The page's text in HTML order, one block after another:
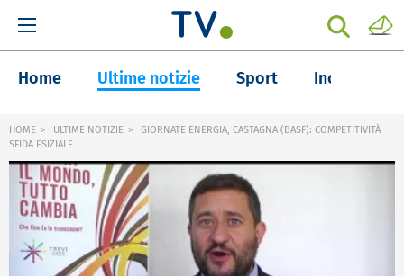
Home Ultime notizie Sport Inchieste
HOME ULTIME NOTIZIE
GIORNATE ENERGIA, CASTAGNA (BASF): COMPETITIVITÀ
SFIDA ESIZIALE